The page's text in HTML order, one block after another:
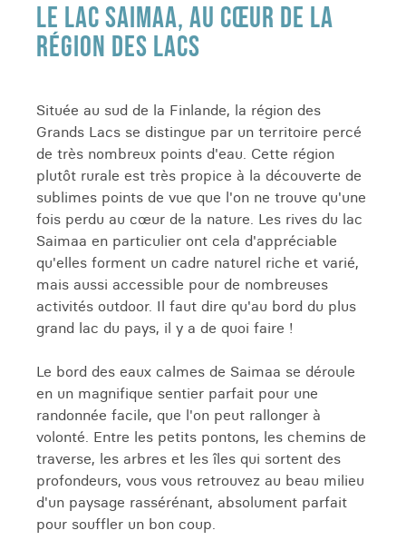
LE LAC SAIMAA, AU CŒUR DE LA
RÉGION DES LACS
Située au sud de la Finlande, la région des
Grands Lacs se distingue par un territoire percé
de très nombreux points d'eau. Cette région
plutôt rurale est très propice à la découverte de
sublimes points de vue que l'on ne trouve qu'une
fois perdu au cœur de la nature. Les rives du lac
Saimaa en particulier ont cela d'appréciable
qu'elles forment un cadre naturel riche et varié,
mais aussi accessible pour de nombreuses
activités outdoor. Il faut dire qu'au bord du plus
grand lac du pays, il y a de quoi faire !
Le bord des eaux calmes de Saimaa se déroule
en un magnifique sentier parfait pour une
randonnée facile, que l'on peut rallonger à
volonté. Entre les petits pontons, les chemins de
traverse, les arbres et les îles qui sortent des
profondeurs, vous vous retrouvez au beau milieu
d'un paysage rassérénant, absolument parfait
pour souffler un bon coup.